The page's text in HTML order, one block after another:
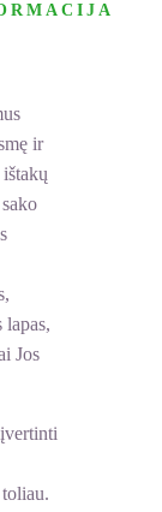
ir
lapas,
Jos